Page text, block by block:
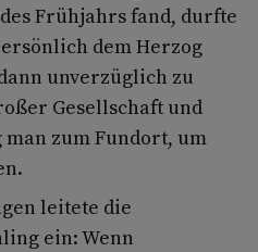
Frühjahrs fand, durfte
dem Herzog
unverzüglich zu
Gesellschaft und
zum Fundort, um
leitete die
ein: Wenn